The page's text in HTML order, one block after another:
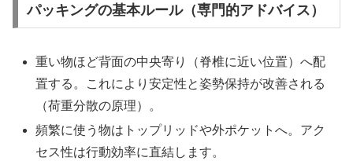
パッキングの基本ルール（専門的アドバイス）
重い物ほど背面の中央寄り（脊椎に近い位置）へ配
置する。これにより安定性と姿勢保持が改善される
（荷重分散の原理）。
頻繁に使う物はトップリッドや外ポケットへ。アク
セス性は行動効率に直結します。